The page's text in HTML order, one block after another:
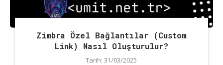
Zimbra Özel Bağlantılar (Custom
Link) Nasıl Oluşturulur?
Tarih: 31/03/2025